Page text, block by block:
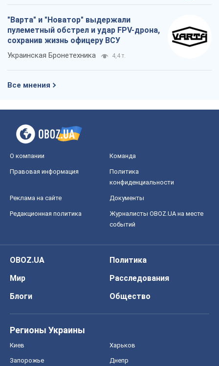
"Варта" и "Новатор" выдержали
пулеметный обстрел и удар FPV-дрона,
сохранив жизнь офицеру ВСУ
Украинская Бронетехника 4,4 т.
Все мнения
О компании Команда
Правовая информация
Политика
конфиденциальности
Реклама на сайте Документы
Редакционная политика
Журналисты OBOZ.UA на месте
событий
OBOZ.UA
Политика
Мир
Расследования
Блоги
Общество
Регионы Украины
Киев Харьков
Запорожье Днепр